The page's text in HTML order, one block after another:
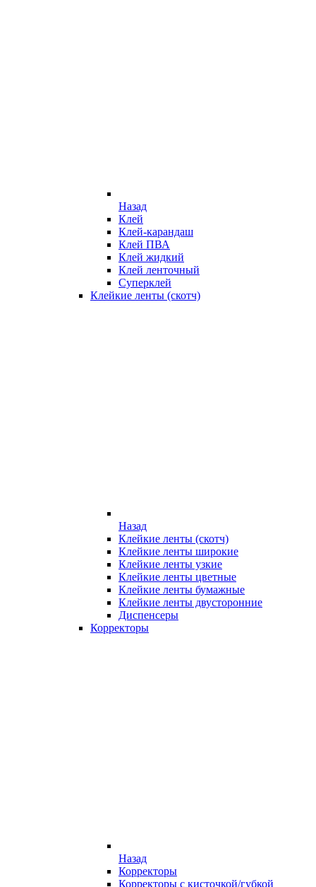
Назад
Клей
Клей-карандаш
Клей ПВА
Клей жидкий
Клей ленточный
Суперклей
Клейкие ленты (скотч)
Назад
Клейкие ленты (скотч)
Клейкие ленты широкие
Клейкие ленты узкие
Клейкие ленты цветные
Клейкие ленты бумажные
Клейкие ленты двусторонние
Диспенсеры
Корректоры
Назад
Корректоры
Корректоры с кисточкой/губкой